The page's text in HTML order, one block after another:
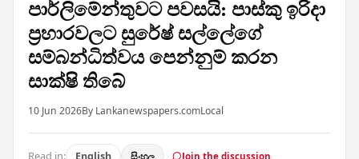
පාර්ලිමේන්තුවට පවසයි: පාස්කු ඉරිදා
ප්‍රහාරවලට සුරේෂ් සල්ලේගේ
සම්බන්ධිත්වය පෙන්නුම් කරන
සාක්ෂි තිබේ
10 Jun 2026By Lankanewspapers.comLocal
Read in: English සිංහල Join the discussion